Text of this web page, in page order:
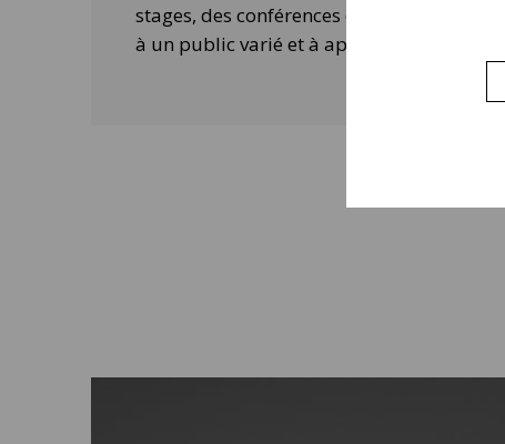
stages, des conférences ou des ateliers
à un public varié et à approfondir la